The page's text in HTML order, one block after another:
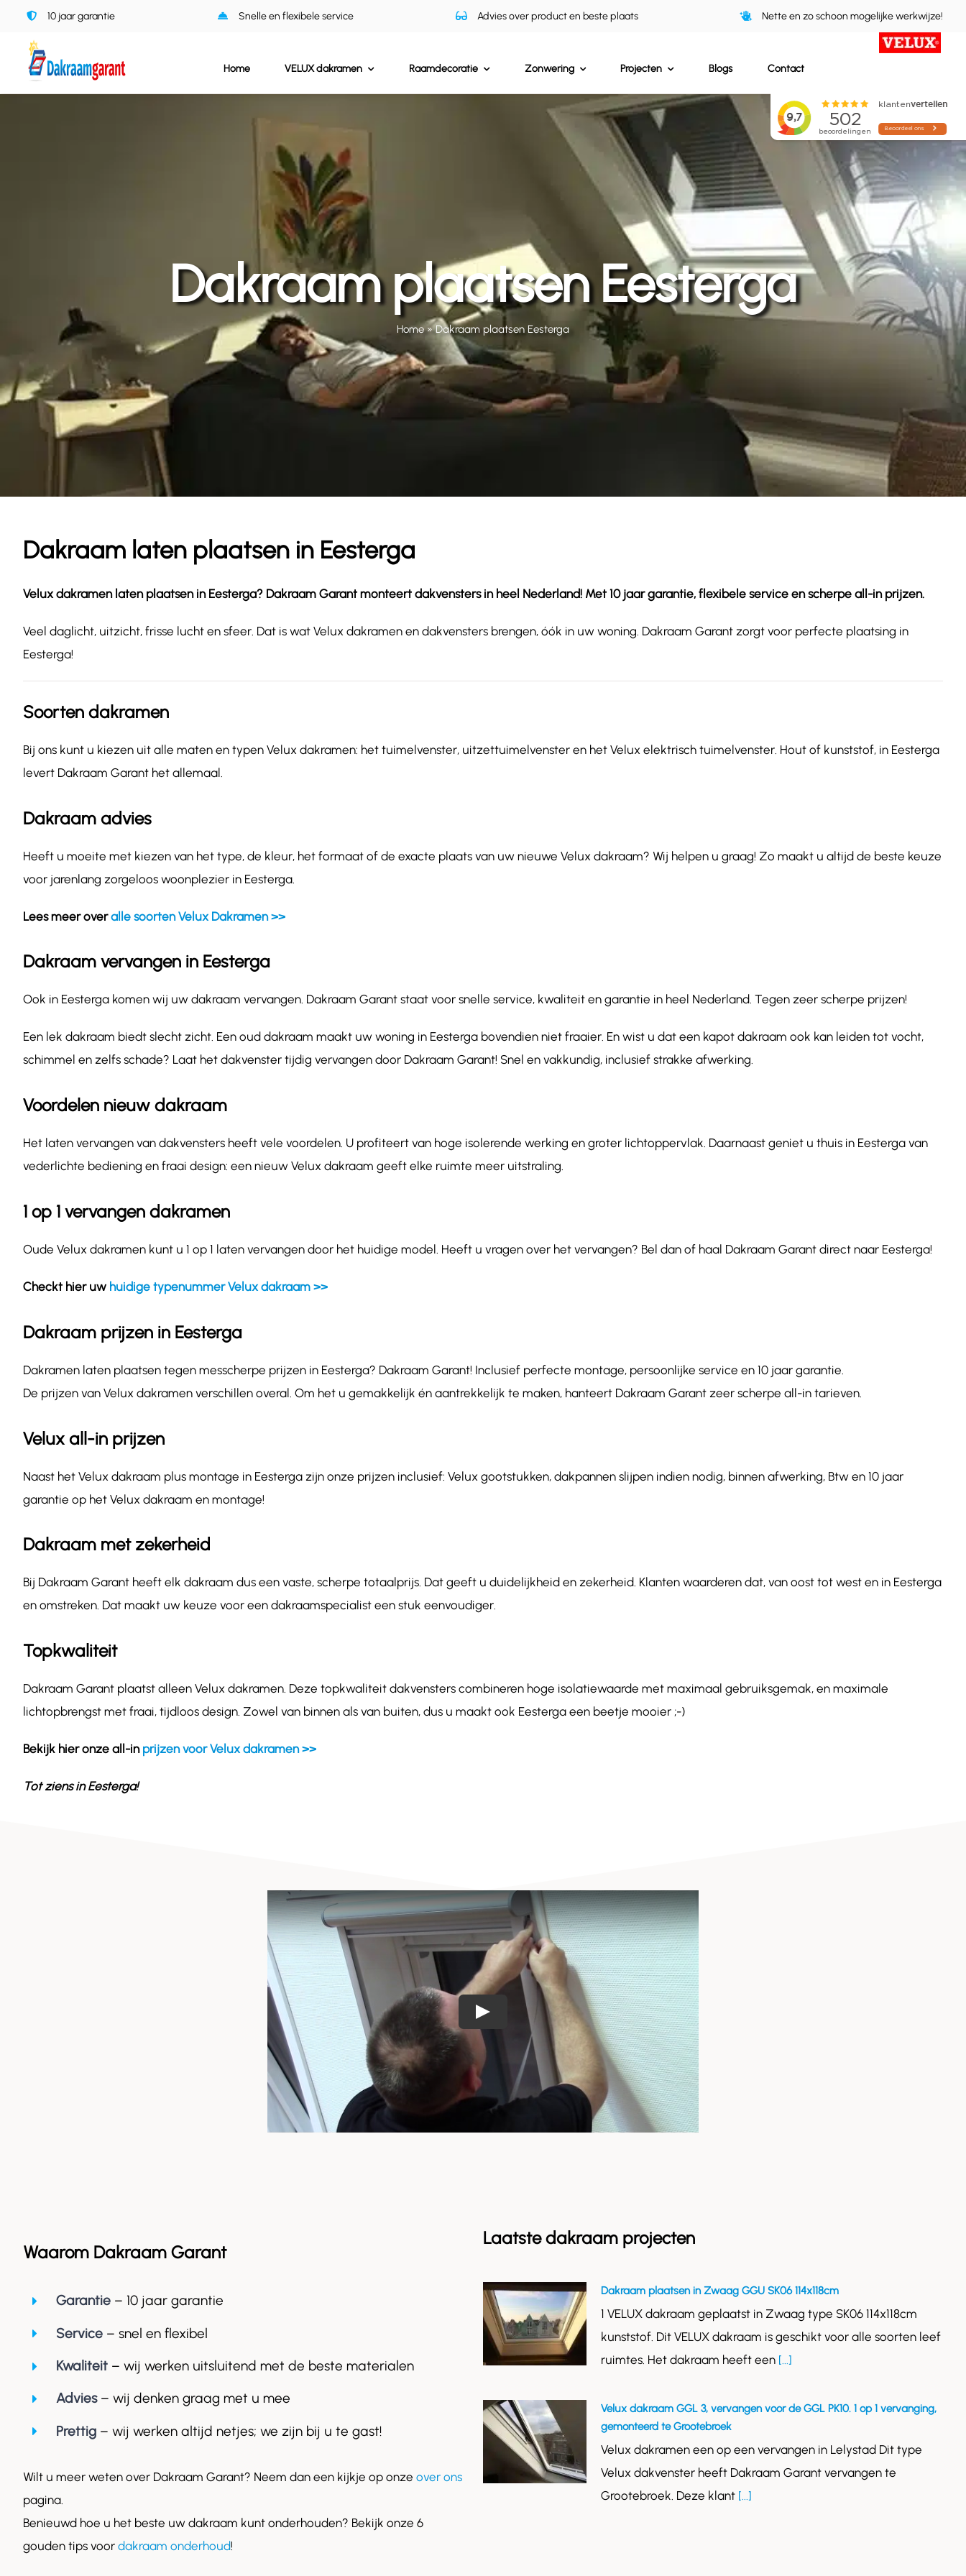
inhoud
10 jaar garantie Snelle en flexibele service Advies over product en beste plaats Nette en zo schoon mogelijke werkwijze!
Home VELUX dakramen Raamdecoratie Zonwering Projecten Blogs Contact
Dakraam plaatsen Eesterga
Home»Dakraam plaatsen Eesterga
Dakraam laten plaatsen in Eesterga
Velux dakramen laten plaatsen in Eesterga? Dakraam Garant monteert dakvensters in heel Nederland! Met 10 jaar garantie, flexibele service en scherpe all-in prijzen.
Veel daglicht, uitzicht, frisse lucht en sfeer. Dat is wat Velux dakramen en dakvensters brengen, óók in uw woning. Dakraam Garant zorgt voor perfecte plaatsing in
Eesterga!
Soorten dakramen
Bij ons kunt u kiezen uit alle maten en typen Velux dakramen: het tuimelvenster, uitzettuimelvenster en het Velux elektrisch tuimelvenster. Hout of kunststof, in Eesterga
levert Dakraam Garant het allemaal.
Dakraam advies
Heeft u moeite met kiezen van het type, de kleur, het formaat of de exacte plaats van uw nieuwe Velux dakraam? Wij helpen u graag! Zo maakt u altijd de beste keuze
voor jarenlang zorgeloos woonplezier in Eesterga.
Lees meer overalle soorten Velux Dakramen >>
Dakraam vervangen in Eesterga
Ook in Eesterga komen wij uw dakraam vervangen. Dakraam Garant staat voor snelle service, kwaliteit en garantie in heel Nederland. Tegen zeer scherpe prijzen!
Een lek dakraam biedt slecht zicht. Een oud dakraam maakt uw woning in Eesterga bovendien niet fraaier. En wist u dat een kapot dakraam ook kan leiden tot vocht,
schimmel en zelfs schade? Laat het dakvenster tijdig vervangen door Dakraam Garant! Snel en vakkundig, inclusief strakke afwerking.
Voordelen nieuw dakraam
Het laten vervangen van dakvensters heeft vele voordelen. U profiteert van hoge isolerende werking en groter lichtoppervlak. Daarnaast geniet u thuis in Eesterga van
vederlichte bediening en fraai design: een nieuw Velux dakraam geeft elke ruimte meer uitstraling.
1 op 1 vervangen dakramen
Oude Velux dakramen kunt u 1 op 1 laten vervangen door het huidige model. Heeft u vragen over het vervangen? Bel dan of haal Dakraam Garant direct naar Eesterga!
Checkt hier uw huidige typenummer Velux dakraam >>
Dakraam prijzen in Eesterga
Dakramen laten plaatsen tegen messcherpe prijzen in Eesterga? Dakraam Garant! Inclusief perfecte montage, persoonlijke service en 10 jaar garantie.
De prijzen van Velux dakramen verschillen overal. Om het u gemakkelijk én aantrekkelijk te maken, hanteert Dakraam Garant zeer scherpe all-in tarieven.
Velux all-in prijzen
Naast het Velux dakraam plus montage in Eesterga zijn onze prijzen inclusief: Velux gootstukken, dakpannen slijpen indien nodig, binnen afwerking, Btw en 10 jaar
garantie op het Velux dakraam en montage!
Dakraam met zekerheid
Bij Dakraam Garant heeft elk dakraam dus een vaste, scherpe totaalprijs. Dat geeft u duidelijkheid en zekerheid. Klanten waarderen dat, van oost tot west en in Eesterga
en omstreken. Dat maakt uw keuze voor een dakraamspecialist een stuk eenvoudiger.
Topkwaliteit
Dakraam Garant plaatst alleen Velux dakramen. Deze topkwaliteit dakvensters combineren hoge isolatiewaarde met maximaal gebruiksgemak, en maximale
lichtopbrengst met fraai, tijdloos design. Zowel van binnen als van buiten, dus u maakt ook Eesterga een beetje mooier ;-)
Bekijk hier onze all-in prijzen voor Velux dakramen >>
Tot ziens inEesterga!
Waarom Dakraam Garant
Garantie– 10 jaar garantie
Service – snel en flexibel
Kwaliteit– wij werken uitsluitend met de beste materialen
Advies– wij denken graag met u mee
Prettig– wij werken altijd netjes; we zijn bij u te gast!
Wilt u meer weten over Dakraam Garant? Neem dan een kijkje op onze over ons
pagina.
Benieuwd hoe u het beste uw dakraam kunt onderhouden? Bekijk onze 6
gouden tips voor dakraam onderhoud!
Laatste dakraam projecten
Dakraam plaatsen in Zwaag GGU SK06 114x118cm
1 VELUX dakraam geplaatst in Zwaag type SK06 114x118cm
kunststof. Dit VELUX dakraam is geschikt voor alle soorten leef
ruimtes. Het dakraam heeft een [...]
Velux dakraam GGL 3, vervangen voor de GGL PK10. 1 op 1 vervanging,
gemonteerd te Grootebroek
Velux dakramen een op een vervangen in Lelystad Dit type
Velux dakvenster heeft Dakraam Garant vervangen te
Grootebroek. Deze klant [...]